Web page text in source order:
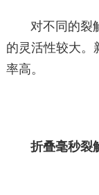
对不同的裂
的灵活性较大。
率高。
折叠毫秒裂